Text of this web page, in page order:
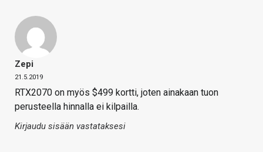
Zepi
21.5.2019
RTX2070 on myös $499 kortti, joten ainakaan tuon
perusteella hinnalla ei kilpailla.
Kirjaudu sisään vastataksesi